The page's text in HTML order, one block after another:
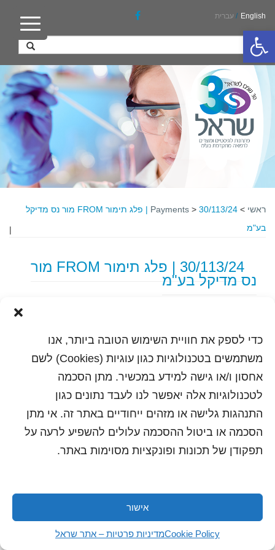
פתח סרגל נגישות
כדי לספק את חוויית השימוש הטובה ביותר, אנו
משתמשים בטכנולוגיות כגון עוגיות (Cookies) לשם
אחסון ו/או גישה למידע במכשיר. מתן הסכמה
לטכנולוגיות אלה יאפשר לנו לעבד נתונים כגון
התנהגות גלישה או מזהים ייחודיים באתר זה. אי מתן
הסכמה או ביטול ההסכמה עלולים להשפיע לרעה על
תפקודן של תכונות ופונקציות מסוימות באתר.
אישור
Cookie Policyמדיניות פרטיות – אתר שראל
English
/ עברית
ראשי >
Payments >
30/113/24 | פלג תימור FROM מור נס מדיקל
בע"מ
|
30/113/24 | פלג תימור FROM מור
נס מדיקל בע"מ
כל הזכויות שמורות לשראל 2018 | עיצוב ותכנות: סטודיו
"היוצרים"